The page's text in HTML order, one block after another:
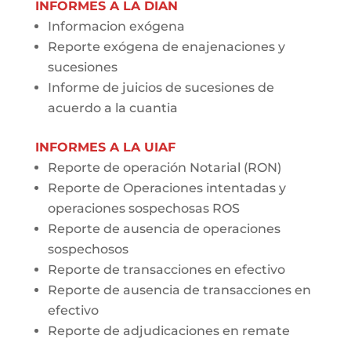
INFORMES A LA DIAN
Informacion exógena
Reporte exógena de enajenaciones y
sucesiones
Informe de juicios de sucesiones de
acuerdo a la cuantia
INFORMES A LA UIAF
Reporte de operación Notarial (RON)
Reporte de Operaciones intentadas y
operaciones sospechosas ROS
Reporte de ausencia de operaciones
sospechosos
Reporte de transacciones en efectivo
Reporte de ausencia de transacciones en
efectivo
Reporte de adjudicaciones en remate